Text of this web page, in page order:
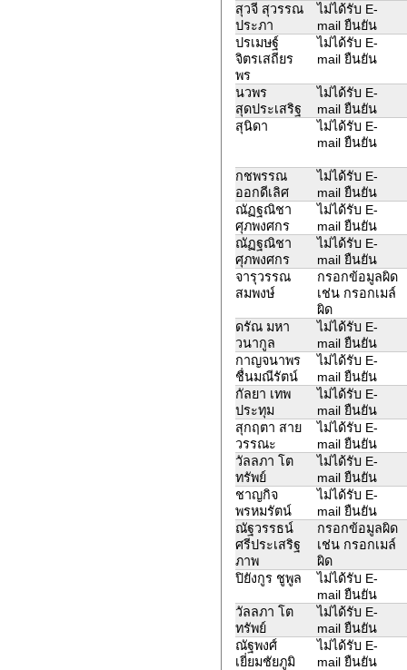
สุวจี สุวรรณ
ประภา
ไม่ได้รับ E-
mail ยืนยัน
ปรเมษฐ์
จิตรเสถียร
พร
ไม่ได้รับ E-
mail ยืนยัน
นวพร
สุดประเสริฐ
ไม่ได้รับ E-
mail ยืนยัน
สุนิดา
ไม่ได้รับ E-
mail ยืนยัน
กชพรรณ
ออกดีเลิศ
ไม่ได้รับ E-
mail ยืนยัน
ณัฏฐณิชา
ศุภพงศกร
ไม่ได้รับ E-
mail ยืนยัน
ณัฏฐณิชา
ศุภพงศกร
ไม่ได้รับ E-
mail ยืนยัน
จารุวรรณ
สมพงษ์
กรอกข้อมูลผิด
เช่น กรอกเมล์
ผิด
ดรัณ มหา
วนากูล
ไม่ได้รับ E-
mail ยืนยัน
กาญจนาพร
ชื่นมณีรัตน์
ไม่ได้รับ E-
mail ยืนยัน
กัลยา เทพ
ประทุม
ไม่ได้รับ E-
mail ยืนยัน
สุกฤตา สาย
วรรณะ
ไม่ได้รับ E-
mail ยืนยัน
วัลลภา โต
ทรัพย์
ไม่ได้รับ E-
mail ยืนยัน
ชาญกิจ
พรหมรัตน์
ไม่ได้รับ E-
mail ยืนยัน
ณัฐวรรธน์
ศรีประเสริฐ
ภาพ
กรอกข้อมูลผิด
เช่น กรอกเมล์
ผิด
ปิยังกูร ชูพูล
ไม่ได้รับ E-
mail ยืนยัน
วัลลภา โต
ทรัพย์
ไม่ได้รับ E-
mail ยืนยัน
ณัฐพงศ์
เยี่ยมชัยภูมิ
ไม่ได้รับ E-
mail ยืนยัน